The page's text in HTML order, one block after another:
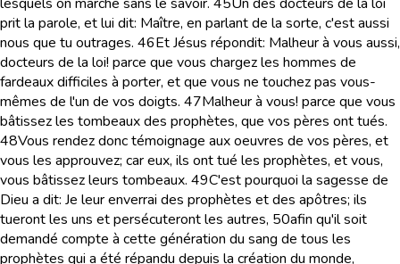
prit la parole, et lui dit: Maître, en parlant de la sorte, c'est aussi
nous que tu outrages. 46Et Jésus répondit: Malheur à vous aussi,
docteurs de la loi! parce que vous chargez les hommes de
fardeaux difficiles à porter, et que vous ne touchez pas vous-
mêmes de l'un de vos doigts. 47Malheur à vous! parce que vous
bâtissez les tombeaux des prophètes, que vos pères ont tués.
48Vous rendez donc témoignage aux oeuvres de vos pères, et
vous les approuvez; car eux, ils ont tué les prophètes, et vous,
vous bâtissez leurs tombeaux. 49C'est pourquoi la sagesse de
Dieu a dit: Je leur enverrai des prophètes et des apôtres; ils
tueront les uns et persécuteront les autres, 50afin qu'il soit
demandé compte à cette génération du sang de tous les
prophètes qui a été répandu depuis la création du monde,